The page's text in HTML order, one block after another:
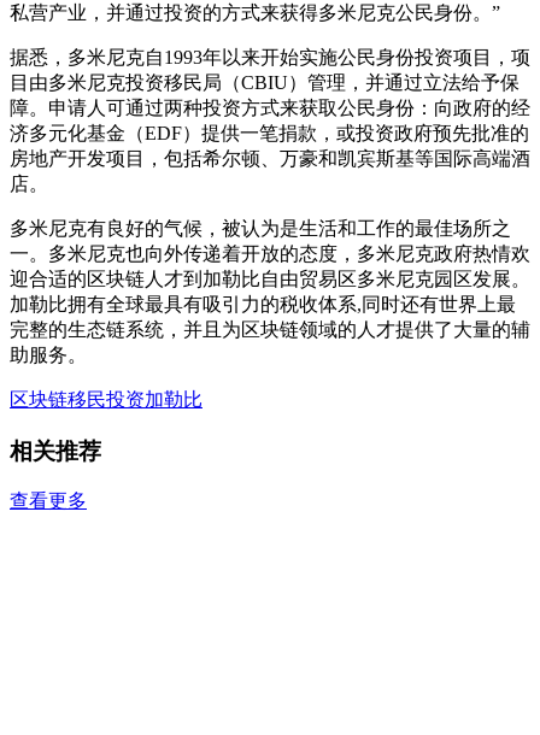
私营产业，并通过投资的方式来获得多米尼克公民身份。”
据悉，多米尼克自1993年以来开始实施公民身份投资项目，项
目由多米尼克投资移民局（CBIU）管理，并通过立法给予保
障。申请人可通过两种投资方式来获取公民身份：向政府的经
济多元化基金（EDF）提供一笔捐款，或投资政府预先批准的
房地产开发项目，包括希尔顿、万豪和凯宾斯基等国际高端酒
店。
多米尼克有良好的气候，被认为是生活和工作的最佳场所之
一。多米尼克也向外传递着开放的态度，多米尼克政府热情欢
迎合适的区块链人才到加勒比自由贸易区多米尼克园区发展。
加勒比拥有全球最具有吸引力的税收体系,同时还有世界上最
完整的生态链系统，并且为区块链领域的人才提供了大量的辅
助服务。
区块链移民投资加勒比
相关推荐
查看更多